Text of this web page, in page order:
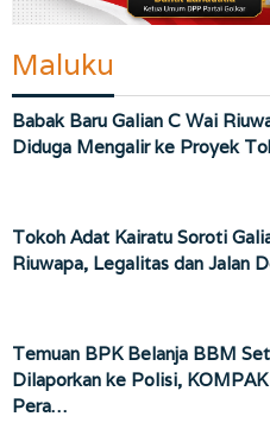
Maluku
Babak Baru Galian C Wai
Diduga Mengalir ke Proyek
Tokoh Adat Kairatu Soroti
Riuwapa, Legalitas dan Jalan
Temuan BPK Belanja BBM
Dilaporkan ke Polisi,
Pera…